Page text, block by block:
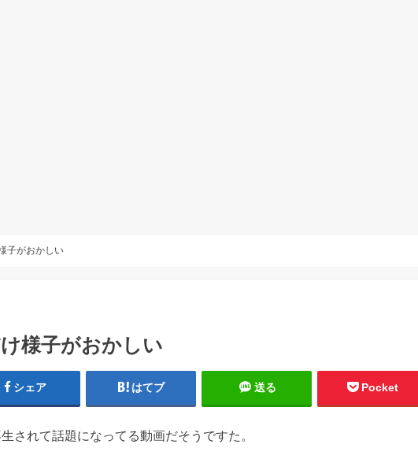
子がおかしい
様子がおかしい
シェア はてブ 送る Pocket
されて話題になってる動画だそうですた。